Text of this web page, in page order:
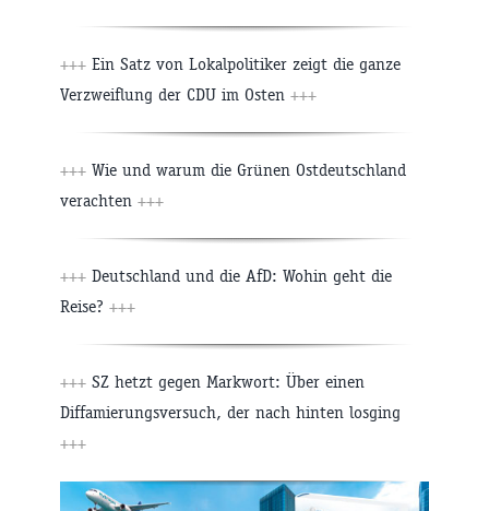
+++ Ein Satz von Lokalpolitiker zeigt die ganze
Verzweiflung der CDU im Osten +++
+++ Wie und warum die Grünen Ostdeutschland
verachten +++
+++ Deutschland und die AfD: Wohin geht die
Reise? +++
+++ SZ hetzt gegen Markwort: Über einen
Diffamierungsversuch, der nach hinten losging
+++